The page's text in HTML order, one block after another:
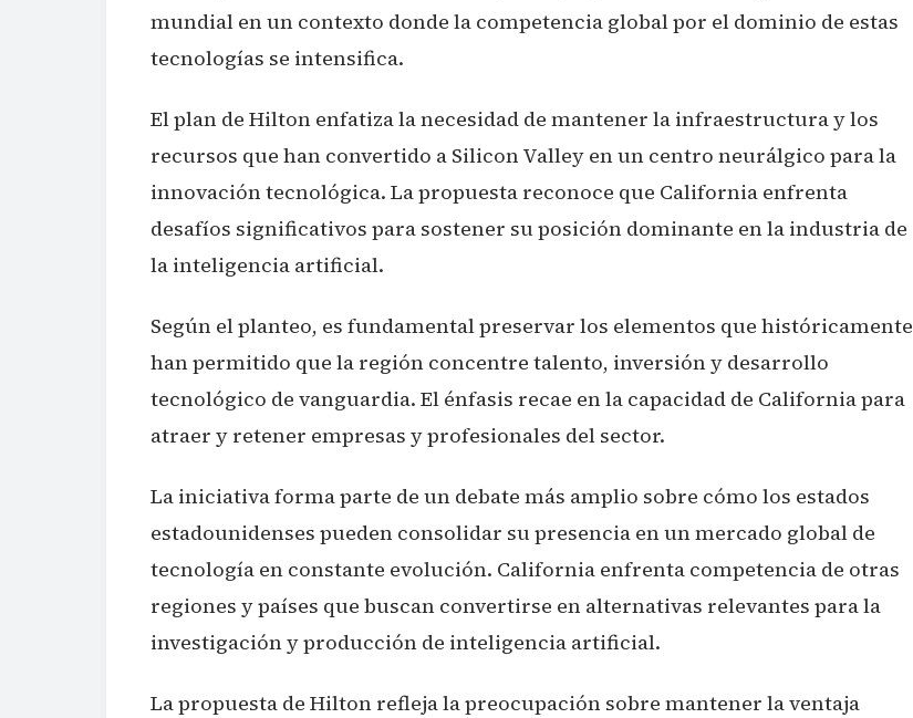
mundial en un contexto donde la competencia global por el dominio de estas
tecnologías se intensifica.
El plan de Hilton enfatiza la necesidad de mantener la infraestructura y los
recursos que han convertido a Silicon Valley en un centro neurálgico para la
innovación tecnológica. La propuesta reconoce que California enfrenta
desafíos significativos para sostener su posición dominante en la industria de
la inteligencia artificial.
Según el planteo, es fundamental preservar los elementos que históricamente
han permitido que la región concentre talento, inversión y desarrollo
tecnológico de vanguardia. El énfasis recae en la capacidad de California para
atraer y retener empresas y profesionales del sector.
La iniciativa forma parte de un debate más amplio sobre cómo los estados
estadounidenses pueden consolidar su presencia en un mercado global de
tecnología en constante evolución. California enfrenta competencia de otras
regiones y países que buscan convertirse en alternativas relevantes para la
investigación y producción de inteligencia artificial.
La propuesta de Hilton refleja la preocupación sobre mantener la ventaja